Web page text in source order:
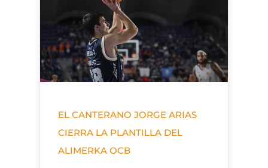
EL CANTERANO JORGE ARIAS
CIERRA LA PLANTILLA DEL
ALIMERKA OCB